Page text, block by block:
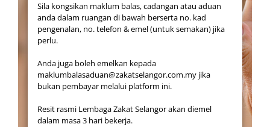
Sila kongsikan maklum balas, cadangan atau aduan
anda dalam ruangan di bawah berserta no. kad
pengenalan, no. telefon & emel (untuk semakan) jika
perlu.
Anda juga boleh emelkan kepada
maklumbalasaduan@zakatselangor.com.my jika
bukan pembayar melalui platform ini.
Resit rasmi Lembaga Zakat Selangor akan diemel
dalam masa 3 hari bekerja.